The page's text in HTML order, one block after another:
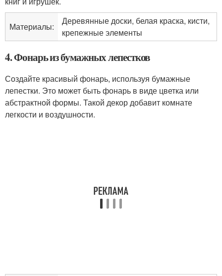
Материалы:
Деревянные доски, белая краска, кисти,
крепежные элементы
4. Фонарь из бумажных лепестков
Создайте красивый фонарь, используя бумажные
лепестки. Это может быть фонарь в виде цветка или
абстрактной формы. Такой декор добавит комнате
легкости и воздушности.